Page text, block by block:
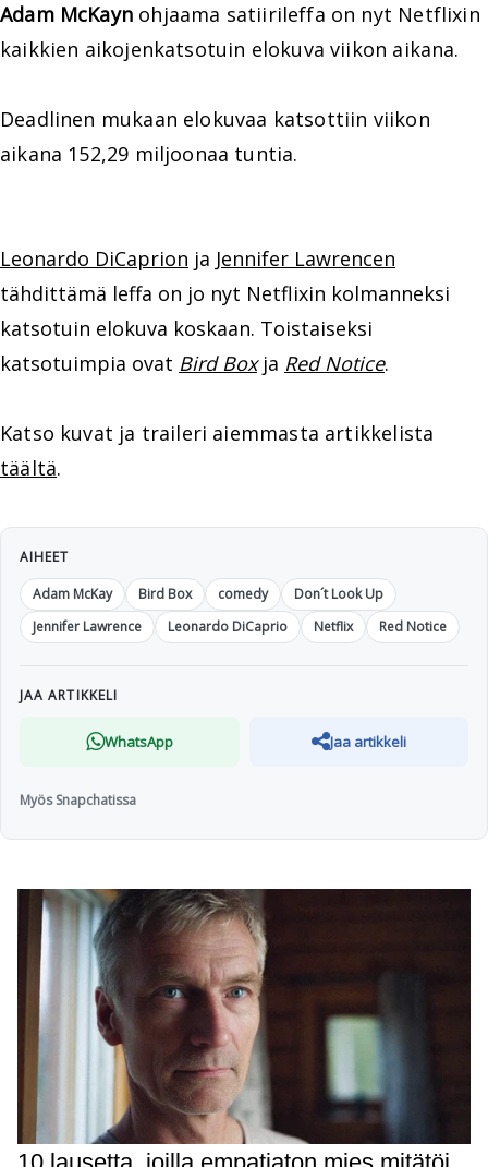
Adam McKaynohjaama satiirileffa on nyt Netflixin
kaikkien aikojenkatsotuin elokuva viikon aikana.
Deadlinen mukaan elokuvaa katsottiin viikon
aikana 152,29 miljoonaa tuntia.
Leonardo DiCaprion ja Jennifer Lawrencen
tähdittämä leffa on jo nyt Netflixin kolmanneksi
katsotuin elokuva koskaan. Toistaiseksi
katsotuimpia ovat Bird Boxja Red Notice.
Katso kuvat ja traileri aiemmasta artikkelista
täältä.
AIHEET
Adam McKay
Bird Box comedy
Don´t Look Up
Jennifer Lawrence
Leonardo DiCaprio Netflix Red Notice
JAA ARTIKKELI
WhatsApp Jaa artikkeli
Myös Snapchatissa